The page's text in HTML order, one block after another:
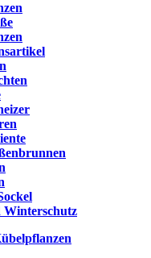
Winterschutz